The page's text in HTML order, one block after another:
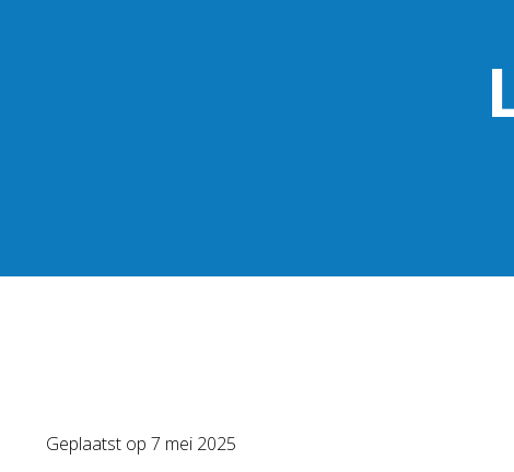
Geplaatst op 7 mei 2025